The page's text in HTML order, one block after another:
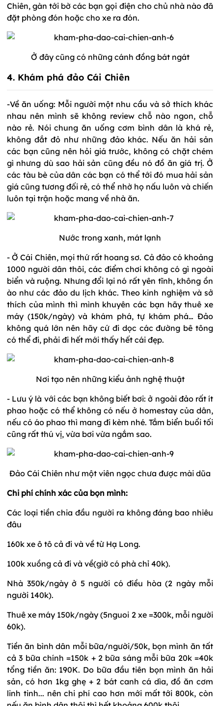
Chiên, gàn tới bờ các bạn gọi điện cho chủ nhà nào đã
đặt phòng đón hoặc cho xe ra đón.
Ở đây cũng có những cánh đồng bát ngát
4. Khám phá đảo Cái Chiên
-Về ăn uống: Mỗi người một nhu cầu và sở thích khác
nhau nên mình sẽ không review chỗ nào ngon, chỗ
nào rẻ. Nói chung ăn uống cơm bình dân là khá rẻ,
không đắt đỏ như những đảo khác. Nếu ăn hải sản
các bạn cũng nên hỏi giá trước, không có chặt chém
gì nhưng dù sao hải sản cũng đều nó đồ ăn giá trị. Ở
các tàu bè của dân các bạn có thể tới đó mua hải sản
giá cũng tương đối rẻ, có thể nhờ họ nấu luôn và chiến
luôn tại trận hoặc mang về nhà ăn.
Nước trong xanh, mát lạnh
- Ở Cái Chiên, mọi thứ rất hoang sơ. Cả đảo có khoảng
1000 người dân thôi, các điểm chơi không có gì ngoài
biển và ruộng. Nhưng đổi lại nó rất yên tĩnh, không ồn
ào như các đảo du lịch khác. Theo kinh nghiệm và sở
thích của mình thì mình khuyên các bạn hãy thuê xe
máy (150k/ngày) và khám phá, tự khám phá… Đảo
không quá lớn nên hãy cứ đi dọc các đường bê tông
có thể đi, phải đi hết mới thấy hết cái đẹp.
Nơi tạo nên những kiểu ảnh nghệ thuật
- Lưu ý là với các bạn không biết bơi: ở ngoài đảo rất ít
phao hoặc có thể không có nếu ở homestay của dân,
nếu có áo phao thì mang đi kèm nhé. Tắm biển buổi tối
cũng rất thú vị, vừa bơi vừa ngắm sao.
Đảo Cái Chiên như một viên ngọc chưa được mài dũa
Chi phí chính xác của bọn mình:
Các loại tiền chia đầu người ra không đáng bao nhiêu
đâu
160k xe ô tô cả đi và về từ Hạ Long.
100k xuồng cả đi và về(giờ có phà chỉ 40k).
Nhà 350k/ngày ở 5 người có điều hòa (2 ngày mỗi
người 140k).
Thuê xe máy 150k/ngày (5nguoi 2 xe =300k, mỗi người
60k).
Tiền ăn bình dân mỗi bữa/người/50k, bọn mình ăn tất
cả 3 bữa chính =150k + 2 bữa sáng mỗi bữa 20k =40k
tổng tiền ăn: 190K. Do bữa đầu tiên bọn mình ăn hải
sản, có hơn 1kg ghẹ + 2 bát canh cá dìa, đồ ăn cơm
linh tinh... nên chi phí cao hơn mới mất tới 800k, còn